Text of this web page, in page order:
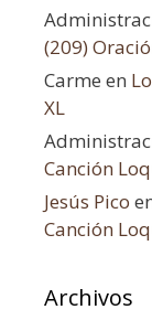
(209)
Carme en
XL
Canción
Jesús Pico
Canción
Archivos